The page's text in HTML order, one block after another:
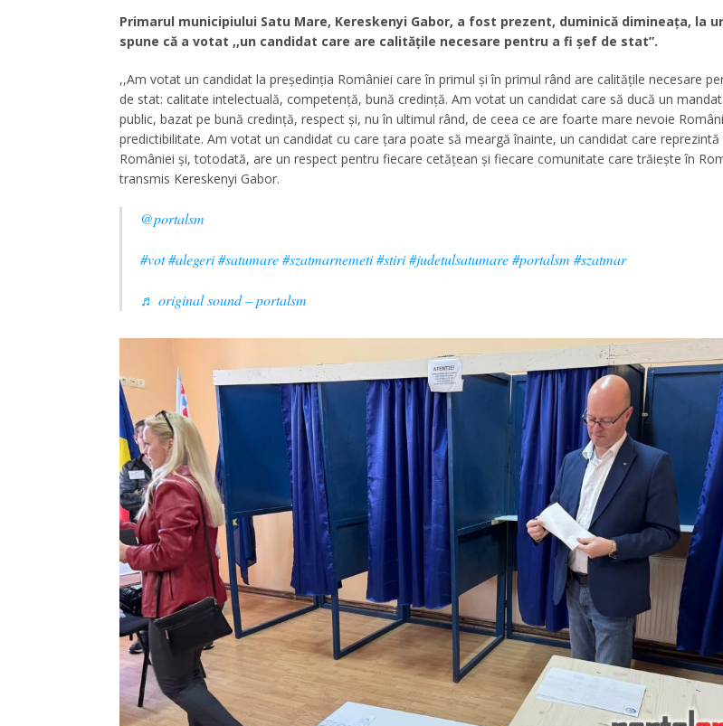
Primarul municipiului Satu Mare, Kereskenyi Gabor, a fost prezent, duminică dimineața, la
spune că a votat ,,un candidat care are calitățile necesare pentru a fi șef de stat”.
,,Am votat un candidat la președinția României care în primul și în primul rând are calitățile necesare
de stat: calitate intelectuală, competență, bună credință. Am votat un candidat care să ducă un
public, bazat pe bună credință, respect și, nu în ultimul rând, de ceea ce are foarte mare nevoie
predictibilitate. Am votat un candidat cu care țara poate să meargă înainte, un candidat care reprezintă
României și, totodată, are un respect pentru fiecare cetățean și fiecare comunitate care trăiește în
transmis Kereskenyi Gabor.
@portalsm
#vot#alegeri#satumare#szatmarnemeti#stiri#judetulsatumare#portalsm #szatmar
♬ original sound – portalsm